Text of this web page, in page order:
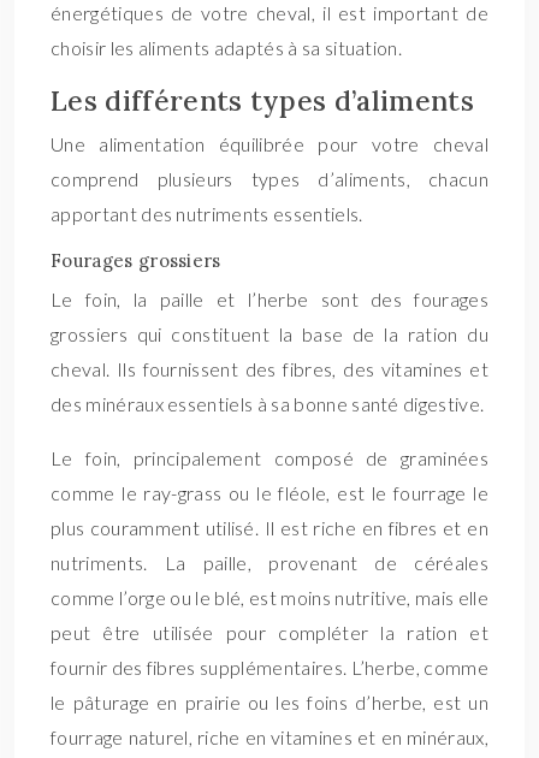
énergétiques de votre cheval, il est important de
choisir les aliments adaptés à sa situation.
Les différents types d’aliments
Une alimentation équilibrée pour votre cheval
comprend plusieurs types d’aliments, chacun
apportant des nutriments essentiels.
Fourages grossiers
Le foin, la paille et l’herbe sont des fourages
grossiers qui constituent la base de la ration du
cheval. Ils fournissent des fibres, des vitamines et
des minéraux essentiels à sa bonne santé digestive.
Le foin, principalement composé de graminées
comme le ray-grass ou le fléole, est le fourrage le
plus couramment utilisé. Il est riche en fibres et en
nutriments. La paille, provenant de céréales
comme l’orge ou le blé, est moins nutritive, mais elle
peut être utilisée pour compléter la ration et
fournir des fibres supplémentaires. L’herbe, comme
le pâturage en prairie ou les foins d’herbe, est un
fourrage naturel, riche en vitamines et en minéraux,